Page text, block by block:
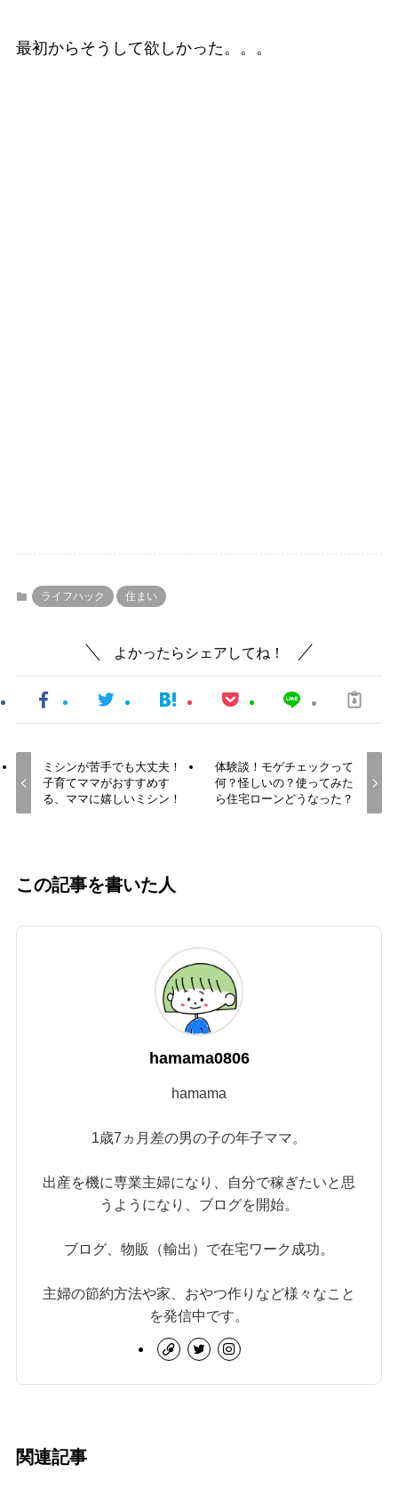
最初からそうして欲しかった。。。
ライフハック 住まい
よかったらシェアしてね！
ミシンが苦手でも大丈夫！
子育てママがおすすめす
る、ママに嬉しいミシン！
体験談！モゲチェックって
何？怪しいの？使ってみた
ら住宅ローンどうなった？
この記事を書いた人
hamama0806
hamama
1歳7ヵ月差の男の子の年子ママ。
出産を機に専業主婦になり、自分で稼ぎたいと思
うようになり、ブログを開始。
ブログ、物販（輸出）で在宅ワーク成功。
主婦の節約方法や家、おやつ作りなど様々なこと
を発信中です。
関連記事